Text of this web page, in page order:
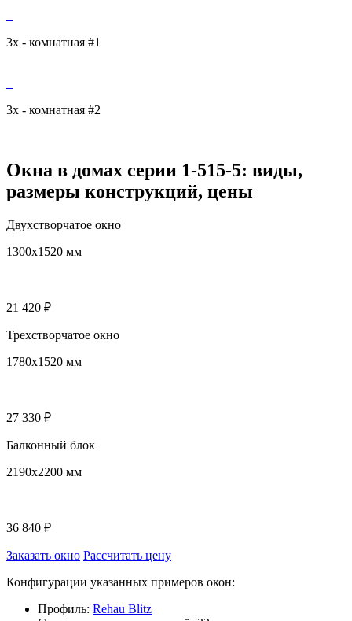
3х - комнатная #1
3х - комнатная #2
Окна в домах серии 1-515-5: виды,
размеры конструкций, цены
Двухстворчатое окно
1300x1520 мм
21 420 ₽
Трехстворчатое окно
1780х1520 мм
27 330 ₽
Балконный блок
2190x2200 мм
36 840 ₽
Заказать окно Рассчитать цену
Конфигурации указанных примеров окон:
Профиль: Rehau Blitz